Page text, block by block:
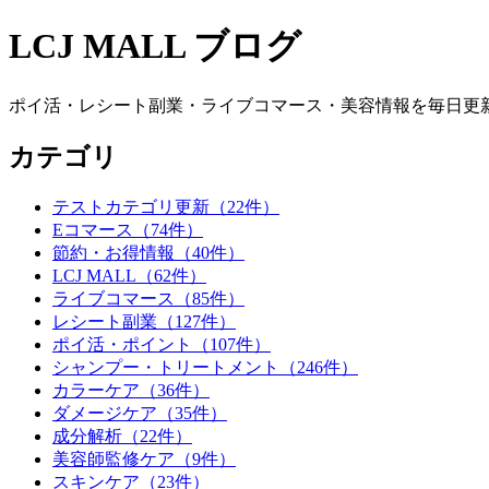
LCJ MALL ブログ
ポイ活・レシート副業・ライブコマース・美容情報を毎日更
カテゴリ
テストカテゴリ更新（22件）
Eコマース（74件）
節約・お得情報（40件）
LCJ MALL（62件）
ライブコマース（85件）
レシート副業（127件）
ポイ活・ポイント（107件）
シャンプー・トリートメント（246件）
カラーケア（36件）
ダメージケア（35件）
成分解析（22件）
美容師監修ケア（9件）
スキンケア（23件）